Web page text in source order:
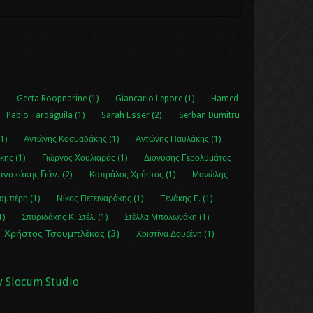
Geeta Roopnarine (1) Giancarlo Lepore (1)
Hamed
Pablo Tardáguila (1)
Sarah Esser (2) Serban Dumitru
Αντώνης Κοσμαδάκης (1)
Αντώνης Παυλάκης (1)
(1)
Γιώργος Χουλιαράς (1) Διονύσης Γερολυμάτος
Γιάν. (2) Καπράλος Χρήστος (1) Μανώλης
(1) Νίκος Πετειναράκης (1)
Ξενάκης Γ. (1)
Σπυριδάκης Κ. Στέλ. (1) Στέλλα Μπολωνάκη (1)
Χρήστος Τσουμπλέκας (3) Χριστίνα Δουζένη (1)
Slocum Studio